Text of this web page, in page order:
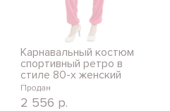
Карнавальный костюм
спортивный ретро в
стиле 80-х женский
Продан
2 556 р.